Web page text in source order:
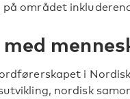
på området
i
nordisk